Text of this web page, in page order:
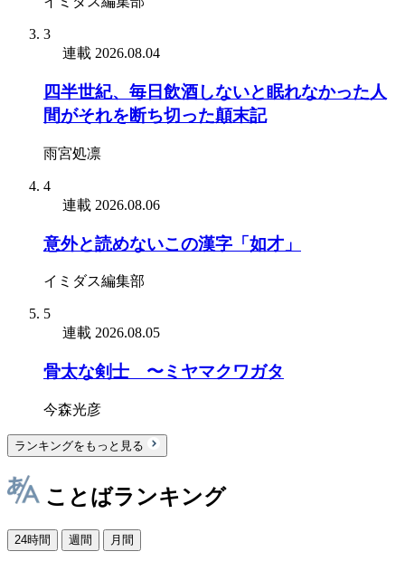
3
連載 2026.08.04
四半世紀、毎日飲酒しないと眠れなかった人
間がそれを断ち切った顛末記
雨宮処凛
4
連載 2026.08.06
意外と読めないこの漢字「如才」
イミダス編集部
5
連載 2026.08.05
骨太な剣士 〜ミヤマクワガタ
今森光彦
ランキングをもっと見る
ことばランキング
24時間 週間 月間